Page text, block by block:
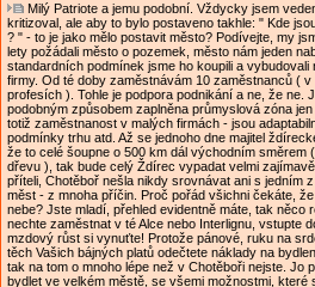
Milý Patriote a jemu podobní. Vždycky jsem
kritizoval, ale aby to bylo postaveno takhle: " Kde
? " - to je jako mělo postavit město? Podívejte, my
lety požádali město o pozemek, město nám jeden
standardních podmínek jsme ho koupili a vybudovali
firmy. Od té doby zaměstnávám 10 zaměstnanců (
profesích ). Tohle je podpora podnikání a ne, že ne.
podobným způsobem zaplněna průmyslová zóna
totiž zaměstnanost v malých firmách - jsou
podmínky trhu atd. Až se jednoho dne majitel
že to celé šoupne o 500 km dál východním směrem
dřevu ), tak bude celý Ždírec vypadat velmi
příteli, Chotěboř nešla nikdy srovnávat ani s jedním
měst - z mnoha příčin. Proč pořád všichni čekáte,
nebe? Jste mladí, přehled evidentně máte, tak něco
nechte zaměstnat v té Alce nebo Interlignu, vstupte
mzdový růst si vynuťte! Protože pánové, ruku na
těch Vašich bájných platů odečtete náklady na
tak na tom o mnoho lépe než v Chotěboři nejste. Jo
bydlet ve velkém městě, se všemi možnostmi, které